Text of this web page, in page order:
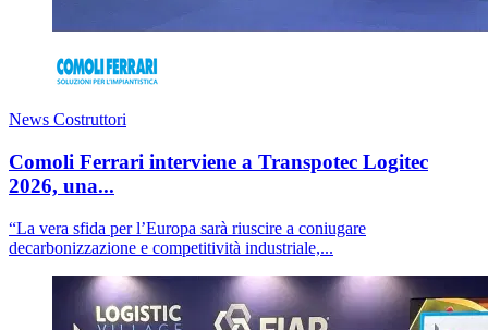
News Costruttori
Comoli Ferrari interviene a Transpotec Logitec
2026, una...
“La vera sfida per l’Europa sarà riuscire a coniugare
decarbonizzazione e competitività industriale,...